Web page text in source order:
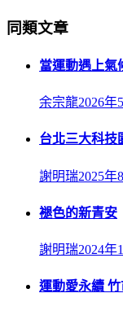
同類文章
當運動遇上氣
余宗龍2026年
台北三大科技
謝明瑞2025年
褪色的新青安
謝明瑞2024年
運動愛永續